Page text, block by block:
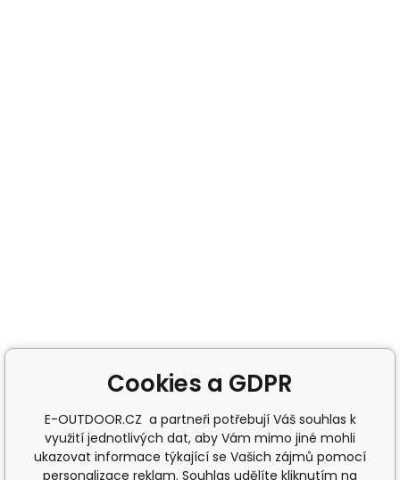
Cookies a GDPR
E-OUTDOOR.CZ a partneři potřebují Váš souhlas k
využití jednotlivých dat, aby Vám mimo jiné mohli
ukazovat informace týkající se Vašich zájmů pomocí
personalizace reklam. Souhlas udělíte kliknutím na